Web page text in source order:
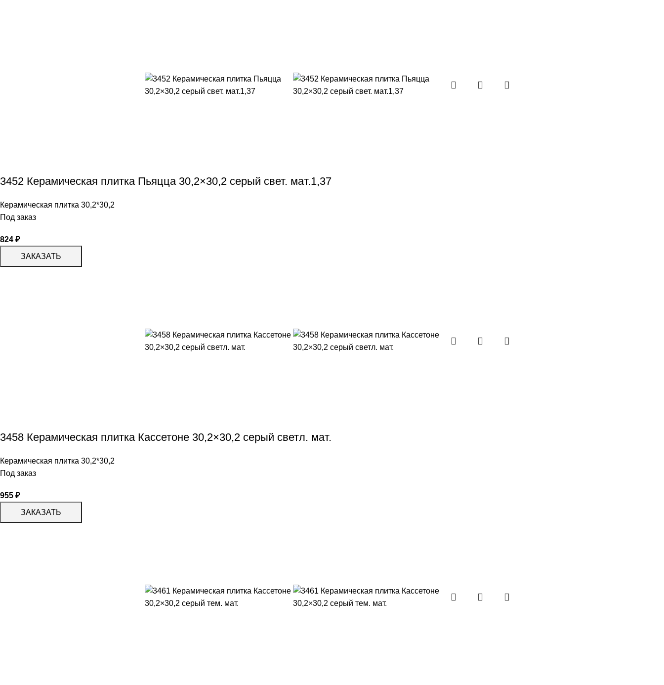
3452 Керамическая плитка Пьяцца 30,2×30,2 серый свет. мат.1,37
Керамическая плитка 30,2*30,2
Под заказ
824 ₽
ЗАКАЗАТЬ
3458 Керамическая плитка Кассетоне 30,2×30,2 серый светл. мат.
Керамическая плитка 30,2*30,2
Под заказ
955 ₽
ЗАКАЗАТЬ